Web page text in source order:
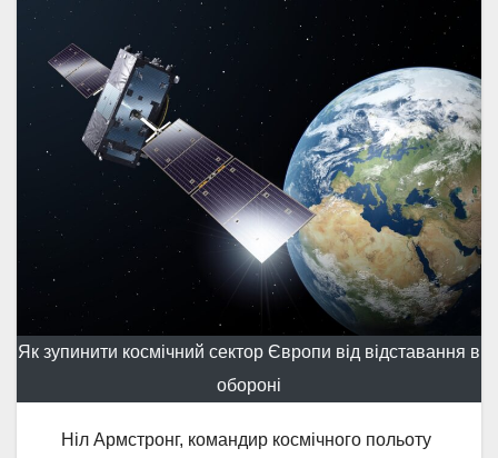
Як зупинити космічний сектор Європи від відставання в
обороні
Ніл Армстронг, командир космічного польоту